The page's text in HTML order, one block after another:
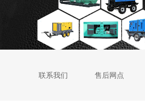
联系我们 售后网点